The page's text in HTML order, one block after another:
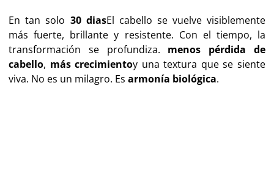
En tan solo 30 diasEl cabello se vuelve visiblemente
más fuerte, brillante y resistente. Con el tiempo, la
transformación se profundiza. menos pérdida de
cabello, más crecimientoy una textura que se siente
viva. No es un milagro. Esarmonía biológica.